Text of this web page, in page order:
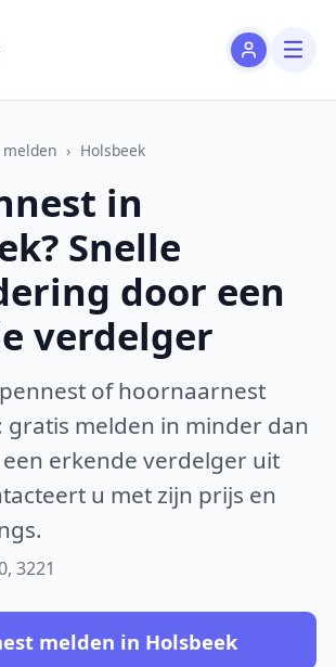
› Holsbeek
in
Snelle
door een
verdelger
of hoornaarnest
melden in minder dan
erkende verdelger uit
u met zijn prijs en
3221
melden in Holsbeek